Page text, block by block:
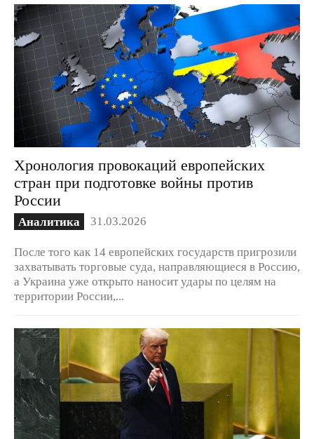
Хронология провокаций европейских
стран при подготовке войны против
России
Аналитика 31.03.2026
После того как 14 европейских государств пригрозили
захватывать торговые суда, направляющиеся в Россию,
а Украина уже открыто наносит удары по целям на
территории России,...